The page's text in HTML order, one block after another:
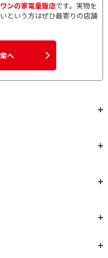
ンの家電量販店です。実物を
という方はぜひ最寄りの店舗
へ